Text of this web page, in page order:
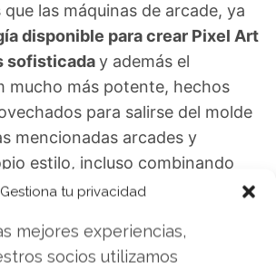
Gestiona tu privacidad
mejores experiencias,
socios utilizamos
que las máquinas de arcade, ya
disponible para crear Pixel Art
sofisticaday además el
mucho más potente, hechos
para salirse del molde
mencionadas arcades y
estilo, incluso combinando
que tuvieron diferentes grados
que según muchosexpertos en